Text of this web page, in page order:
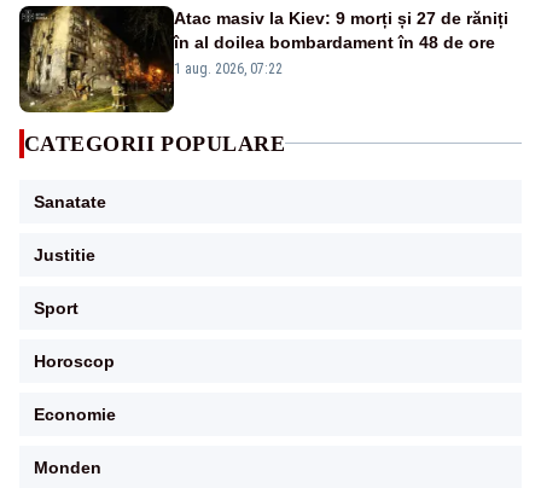
Atac masiv la Kiev: 9 morți și 27 de răniți
în al doilea bombardament în 48 de ore
1 aug. 2026, 07:22
CATEGORII POPULARE
Sanatate
Justitie
Sport
Horoscop
Economie
Monden